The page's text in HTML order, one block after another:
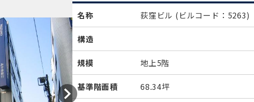
名称 荻窪ビル (ビルコード：5263)
構造
規模 地上5階
基準階面積 68.34坪